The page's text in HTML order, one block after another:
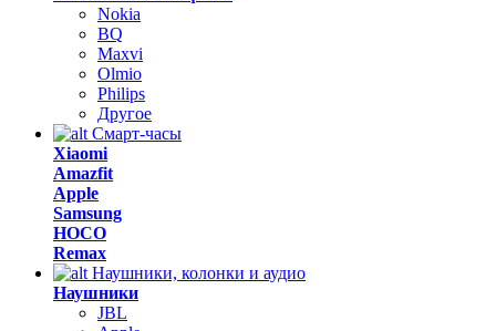
Nokia
BQ
Maxvi
Olmio
Philips
Другое
Смарт-часы
Xiaomi
Amazfit
Apple
Samsung
HOCO
Remax
Наушники, колонки и аудио
Наушники
JBL